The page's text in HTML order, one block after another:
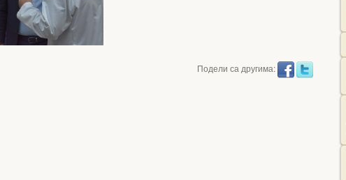
Подели са другима: